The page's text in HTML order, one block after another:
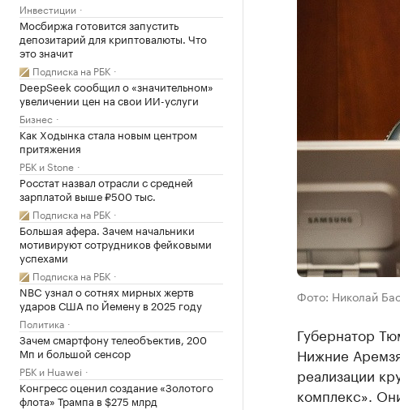
Инвестиции
Мосбиржа готовится запустить
депозитарий для криптовалюты. Что
это значит
Подписка на РБК
DeepSeek сообщил о «значительном»
увеличении цен на свои ИИ-услуги
Бизнес
Как Ходынка стала новым центром
притяжения
РБК и Stone
Росстат назвал отрасли с средней
зарплатой выше ₽500 тыс.
Подписка на РБК
Большая афера. Зачем начальники
мотивируют сотрудников фейковыми
успехами
Подписка на РБК
NBC узнал о сотнях мирных жертв
ударов США по Йемену в 2025 году
Политика
Зачем смартфону телеобъектив, 200
Мп и большой сенсор
РБК и Huawei
Конгресс оценил создание «Золотого
флота» Трампа в $275 млрд
Фото: Николай
Губернатор
Нижние
реализации
комплекс».